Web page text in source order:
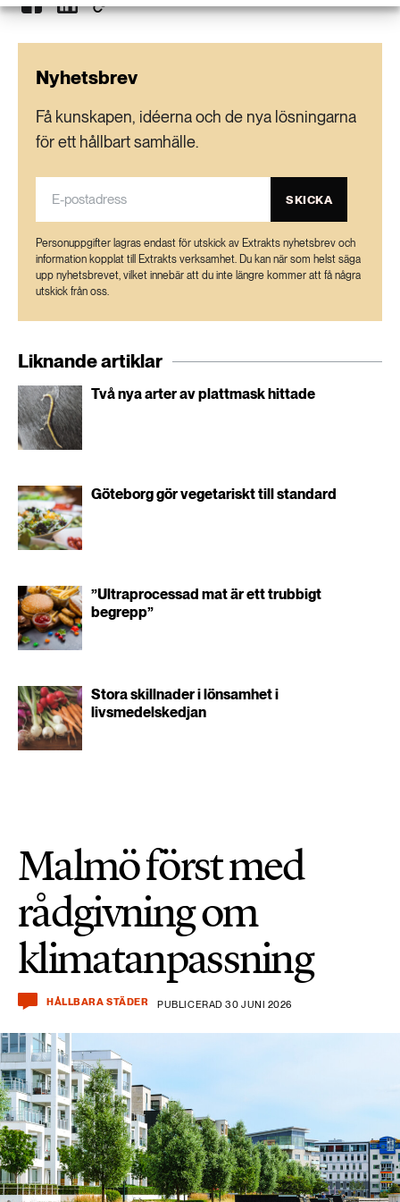
120 dygn i söder.
576 000 hektar 1992 till 450 000 hektar 2015.
Cirka 680 000 nötkreatur kan beta
naturbetesmarker i Sverige, mjölkkor och tjurar
kunna betas.
Källor: Hållbar köttkonsumtion, Jordbruksverket
2013:1; Svenskt kött, hemsida; Jordbruksverket,
Nyhetsbrev
Få kunskapen, idéerna och de nya lösningarna
för ett hållbart samhälle.
SKICKA
Personuppgifter lagras endast för utskick av Extrakts nyhetsbrev och
information kopplat till Extrakts verksamhet. Du kan när som helst säga
upp nyhetsbrevet, vilket innebär att du inte längre kommer att få några
utskick från oss.
Liknande artiklar
Två nya arter av plattmask hittade
Göteborg gör vegetariskt till standard
”Ultraprocessad mat är ett trubbigt
begrepp”
Stora skillnader i lönsamhet i
livsmedelskedjan
Malmö först med
rådgivning om
klimatanpassning
HÅLLBARA STÄDER PUBLICERAD 30 JUNI 2026